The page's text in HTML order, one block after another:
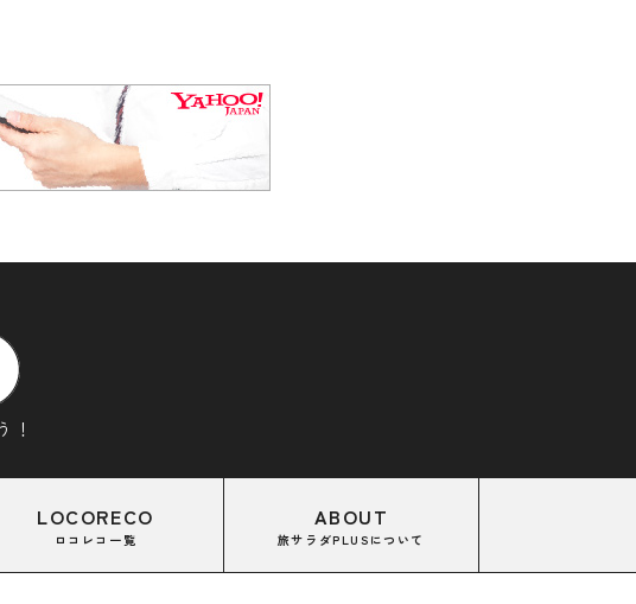
！
LOCORECO
ロコレコ一覧
ABOUT
旅サラダPLUSについて